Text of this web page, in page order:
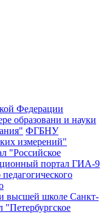
Федерации
образовани и науки
ФГБНУ
измерений"
"Российское
портал ГИА-9
высшей школе Санкт-